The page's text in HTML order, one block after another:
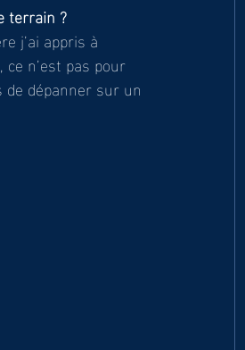
terrain ?
j’ai appris à
n’est pas pour
dépanner sur un